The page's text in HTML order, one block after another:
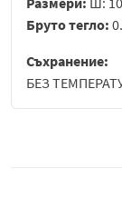
Бруто тегло:
Съхранение:
БЕЗ